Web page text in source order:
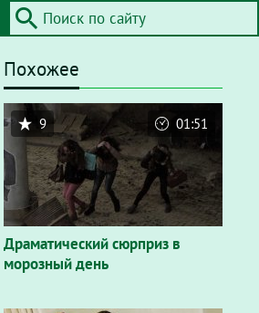
Похожее
Драматический сюрприз в
морозный день
9 01:51